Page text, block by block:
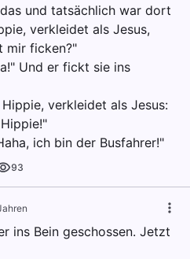
und tatsächlich war dort
verkleidet als Jesus,
mir ficken?"
Und er fickt sie ins
verkleidet als Jesus:
ich bin der Busfahrer!"
93
ins Bein geschossen. Jetzt